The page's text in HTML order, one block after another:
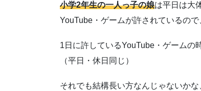
小学2年生の一人っ子の娘は平日は大
YouTube・ゲームが許されているの
1日に許しているYouTube・ゲームの
（平日・休日同じ）
それでも結構長い方なんじゃないかな